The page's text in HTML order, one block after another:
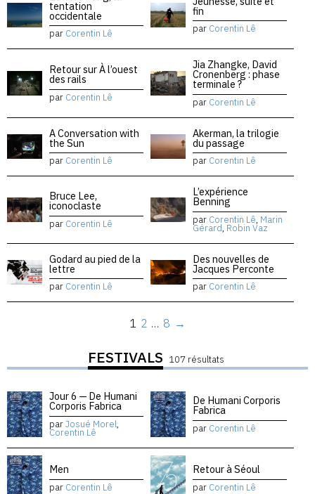
tentation
occidentale
par Corentin Lê
fin
par Corentin Lê
Retour sur À l’ouest
des rails
par Corentin Lê
Jia Zhangke, David
Cronenberg : phase
terminale ?
par Corentin Lê
A Conversation with
the Sun
par Corentin Lê
Akerman, la trilogie
du passage
par Corentin Lê
Bruce Lee,
iconoclaste
par Corentin Lê
L’expérience
Benning
par Corentin Lê, Marin
Gérard, Robin Vaz
Godard au pied de la
lettre
par Corentin Lê
Des nouvelles de
Jacques Perconte
par Corentin Lê
1 2 … 8 →
FESTIVALS 107 résultats
Jour 6 — De Humani
Corporis Fabrica
parJosué Morel,
Corentin Lê
De Humani Corporis
Fabrica
par Corentin Lê
Men
par Corentin Lê
Retour à Séoul
par Corentin Lê